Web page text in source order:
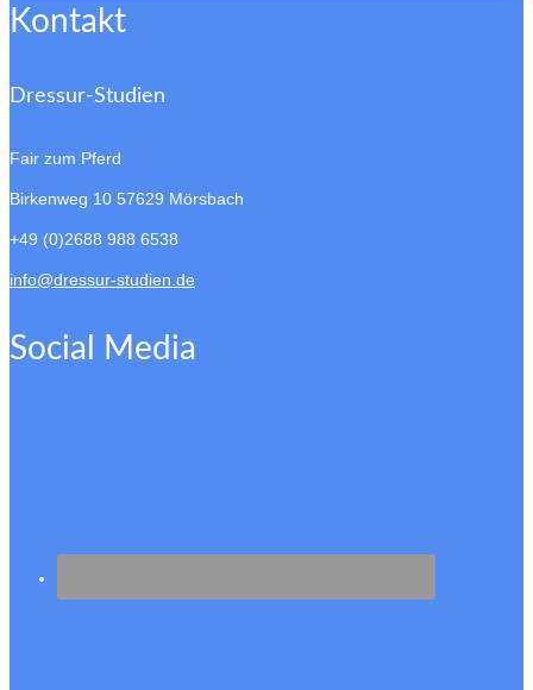
Kontakt
Dressur-Studien
Fair zum Pferd
Birkenweg 10 57629 Mörsbach
+49 (0)2688 988 6538
info@dressur-studien.de
Social Media